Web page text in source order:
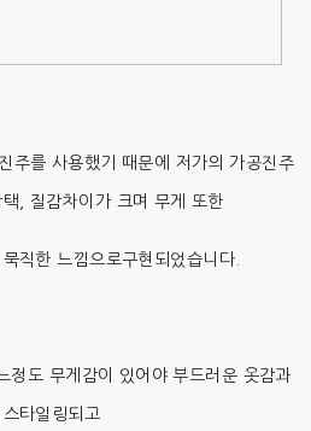
주를 사용했기 때문에 저가의 가공진주
, 질감차이가 크며 무게 또한
직한 느낌으로구현되었습니다.
정도 무게감이 있어야 부드러운 옷감과
스타일링되고